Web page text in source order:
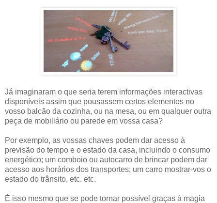
Já imaginaram o que seria terem informações interactivas
disponíveis assim que pousassem certos elementos no
vosso balcão da cozinha, ou na mesa, ou em qualquer outra
peça de mobiliário ou parede em vossa casa?
Por exemplo, as vossas chaves podem dar acesso à
previsão do tempo e o estado da casa, incluindo o consumo
energético; um comboio ou autocarro de brincar podem dar
acesso aos horários dos transportes; um carro mostrar-vos o
estado do trânsito, etc. etc.
É isso mesmo que se pode tornar possível graças à magia